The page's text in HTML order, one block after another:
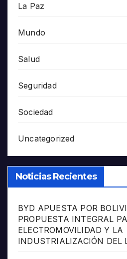
La Paz
Mundo
Salud
Seguridad
Sociedad
Uncategorized
Noticias Recientes
BYD APUESTA POR
PROPUESTA INTEGRAL
ELECTROMOVILIDAD Y LA
INDUSTRIALIZACIÓN DEL